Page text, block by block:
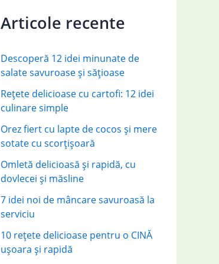
h
o
Articole recente
Descoperă 12 idei minunate de
salate savuroase și sățioase
Rețete delicioase cu cartofi: 12 idei
culinare simple
Orez fiert cu lapte de cocos și mere
sotate cu scorțișoară
Omletă delicioasă și rapidă, cu
dovlecei și măsline
7 idei noi de mâncare savuroasă la
serviciu
10 rețete delicioase pentru o CINĂ
ușoara și rapidă